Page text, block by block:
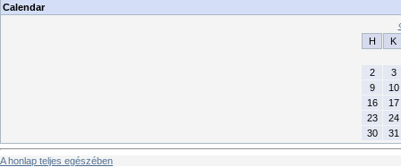
Calendar
H
K
2
3
9
10
16
17
23
24
30
31
A honlap teljes egészében